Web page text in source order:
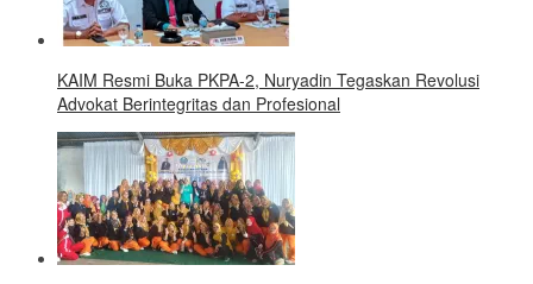
KAIM Resmi Buka PKPA-2, Nuryadin Tegaskan Revolusi
Advokat Berintegritas dan Profesional